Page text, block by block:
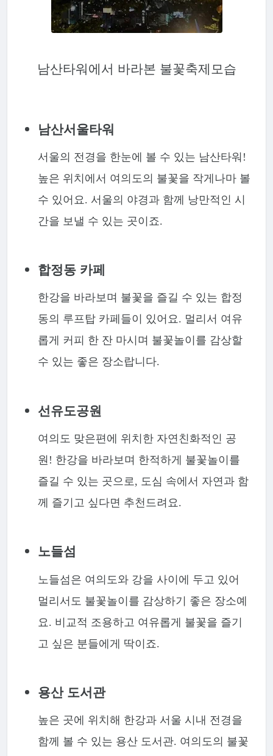
남산타워에서 바라본 불꽃축제모습
남산서울타워
서울의 전경을 한눈에 볼 수 있는 남산타워!
높은 위치에서 여의도의 불꽃을 작게나마 볼
수 있어요. 서울의 야경과 함께 낭만적인 시
간을 보낼 수 있는 곳이죠.
합정동 카페
한강을 바라보며 불꽃을 즐길 수 있는 합정
동의 루프탑 카페들이 있어요. 멀리서 여유
롭게 커피 한 잔 마시며 불꽃놀이를 감상할
수 있는 좋은 장소랍니다.
선유도공원
여의도 맞은편에 위치한 자연친화적인 공
원! 한강을 바라보며 한적하게 불꽃놀이를
즐길 수 있는 곳으로, 도심 속에서 자연과 함
께 즐기고 싶다면 추천드려요.
노들섬
노들섬은 여의도와 강을 사이에 두고 있어
멀리서도 불꽃놀이를 감상하기 좋은 장소예
요. 비교적 조용하고 여유롭게 불꽃을 즐기
고 싶은 분들에게 딱이죠.
용산 도서관
높은 곳에 위치해 한강과 서울 시내 전경을
함께 볼 수 있는 용산 도서관. 여의도의 불꽃